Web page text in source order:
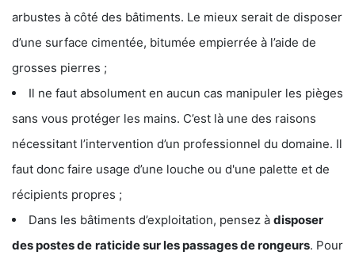
arbustes à côté des bâtiments. Le mieux serait de disposer
d’une surface cimentée, bitumée empierrée à l’aide de
grosses pierres ;
Il ne faut absolument en aucun cas manipuler les pièges
sans vous protéger les mains. C’est là une des raisons
nécessitant l’intervention d’un professionnel du domaine. Il
faut donc faire usage d’une louche ou d'une palette et de
récipients propres ;
Dans les bâtiments d’exploitation, pensez à disposer
des postes de raticide sur les passages de rongeurs. Pour